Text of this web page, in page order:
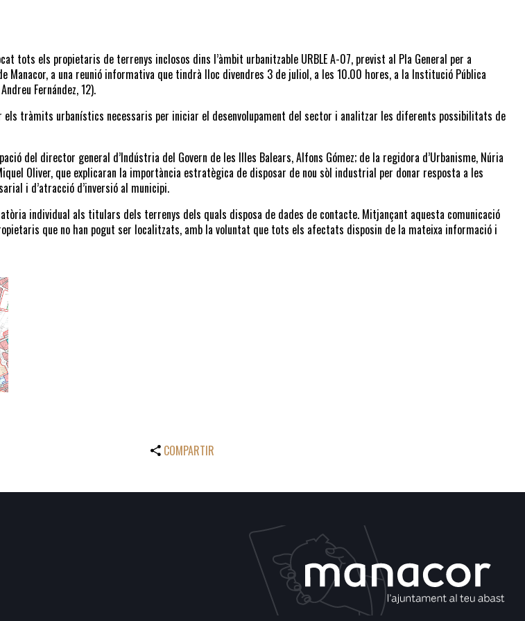
tots els propietaris de terrenys inclosos dins l’àmbit urbanitzable URBLE A-07, previst al Pla General per a
Manacor, a una reunió informativa que tindrà lloc divendres 3 de juliol, a les 10.00 hores, a la Institució Pública
Fernández, 12).
els tràmits urbanístics necessaris per iniciar el desenvolupament del sector i analitzar les diferents possibilitats de
del director general d’Indústria del Govern de les Illes Balears, Alfons Gómez; de la regidora d’Urbanisme, Núria
Oliver, que explicaran la importància estratègica de disposar de nou sòl industrial per donar resposta a les
i d’atracció d’inversió al municipi.
individual als titulars dels terrenys dels quals disposa de dades de contacte. Mitjançant aquesta comunicació
que no han pogut ser localitzats, amb la voluntat que tots els afectats disposin de la mateixa informació i
COMPARTIR